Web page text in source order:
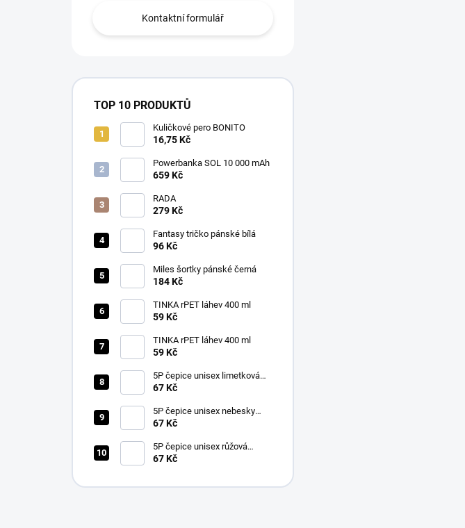
Kontaktní formulář
TOP 10 PRODUKTŮ
Kuličkové pero BONITO
16,75 Kč
Powerbanka SOL 10 000 mAh
659 Kč
RADA
279 Kč
Fantasy tričko pánské bílá
96 Kč
Miles šortky pánské černá
184 Kč
TINKA rPET láhev 400 ml
59 Kč
TINKA rPET láhev 400 ml
59 Kč
5P čepice unisex limetková
nastavitelná
67 Kč
5P čepice unisex nebesky
modrá nastavitelná
67 Kč
5P čepice unisex růžová
nastavitelná
67 Kč